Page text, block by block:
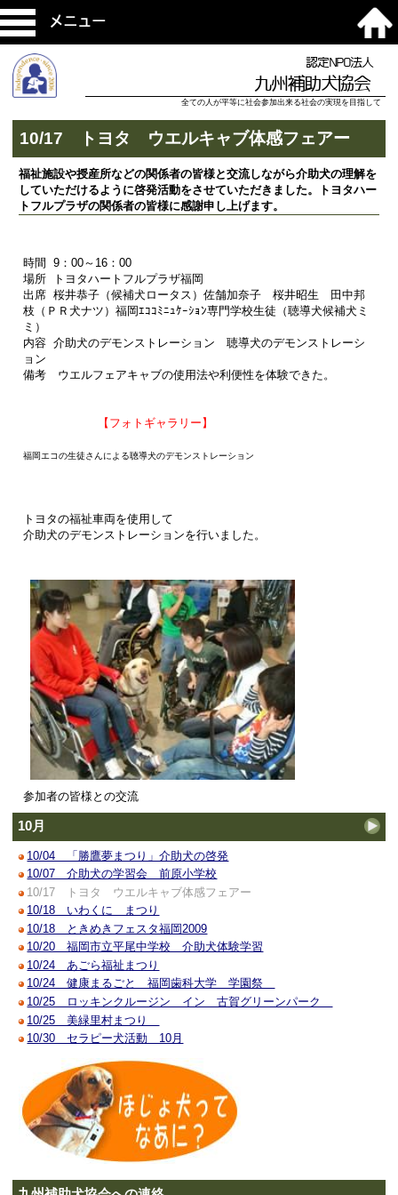
メニュー
認定NPO法人
九州補助犬協会
全ての人が平等に社会参加出来る社会の実現を目指して
10/17 トヨタ ウエルキャブ体感フェアー
福祉施設や授産所などの関係者の皆様と交流しながら介助犬の理解を
していただけるように啓発活動をさせていただきました。トヨタハー
トフルプラザの関係者の皆様に感謝申し上げます。
時間 9：00～16：00
場所 トヨタハートフルプラザ福岡
出席 桜井恭子（候補犬ロータス）佐舗加奈子 桜井昭生 田中邦
枝（ＰＲ犬ナツ）福岡ｴｺｺﾐﾆｭｹｰｼｮﾝ専門学校生徒（聴導犬候補犬ミ
ミ）
内容 介助犬のデモンストレーション 聴導犬のデモンストレーシ
ョン
備考 ウエルフェアキャブの使用法や利便性を体験できた。
【フォトギャラリー】
福岡エコの生徒さんによる聴導犬のデモンストレーション
トヨタの福祉車両を使用して
介助犬のデモンストレーションを行いました。
参加者の皆様との交流
10月
10/04 「勝鷹夢まつり」介助犬の啓発
10/07 介助犬の学習会 前原小学校
10/17 トヨタ ウエルキャブ体感フェアー
10/18 いわくに まつり
10/18 ときめきフェスタ福岡2009
10/20 福岡市立平尾中学校 介助犬体験学習
10/24 あごら福祉まつり
10/24 健康まるごと 福岡歯科大学 学園祭
10/25 ロッキンクルージン イン 古賀グリーンパーク
10/25 美緑里村まつり
10/30 セラピー犬活動 10月